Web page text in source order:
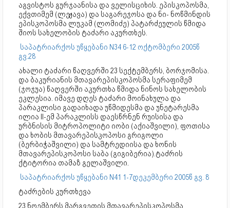
აგვისტოს გურჯაანისა და ველისციხის. ეპისკოპოსმა,
ექვთიმემ (ლეჟავა) და საგარეჯოსა და ნი- ნოწმინდის
ეპისკოპოსმა ლუკამ (ლომიძე) პატარძეულის წმიდა
შიოს სახელობის ტაძარი აკურთხეს.
საპატრიარქოს უწყებანი N34 6-12 ოქტომბერი 2005წ
გვ.28
ახალი ტაძარი წაღვერში 23 სექტემბერს, ბორჯომისა.
და ბაკურიანის მთავარეპისკოპოსმა სერაფიმემ
(ჯოჯუა) წაღვერში აკურთხა წმიდა ნინოს სახელობის
ეკლესია. იმავე დღეს ტაძარი მოინახულა და
პარაკლისი გადაიხადა უწმიდესმა და უნეტარესმა
ილია II-ემ პარაკლისს დაესწრნენ რუისისა და
ურბნისის მიტროპოლიტი იობი (აქიაშვილი), ფოთისა
და ხობის მთავარეპისკოპოსი გრიგოლი
(ბერბიჭაშვილი) და სამტრედიისა და ხონის
მთავარეპისკოპოსი საბა (გიგიბერია).ტაძრის
ქტიტორია თამაზ გელაშვილი.
საპატრიარქოს უწყებანი N41 1-7დეკემბერი 2005წ გვ. 8
ტაძრების კურთხევა
23 ნოემბერს მარგვეთის მთავარეპისკოპოსმა